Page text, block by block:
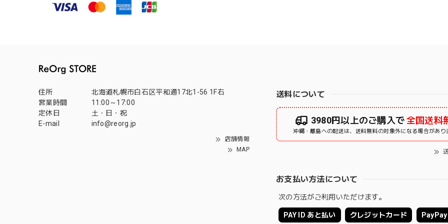
住所
北海道札幌市白石区平和通17北1-56 1F右
営業時間
11:00～17:00
定休日
土・日・祝
E-mail
info@reorg.jp
店舗情報
MAP
送料について
3980円以上のご購入で全国送料
沖縄・離島への配送は、送料無料の対象外になる場合があり
お支払い方法について
次の方法がご利用いただけます。
PAY ID あと払い クレジットカード PayPay